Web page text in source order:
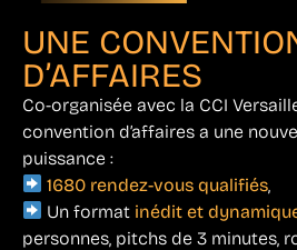
UNE
D’AFFAIRES
Co-organisée avec la CCI
convention d’affaires a une
puissance :
1680 rendez-vous qualifiés,
Un format inédit et
personnes, pitchs de 3 minutes,